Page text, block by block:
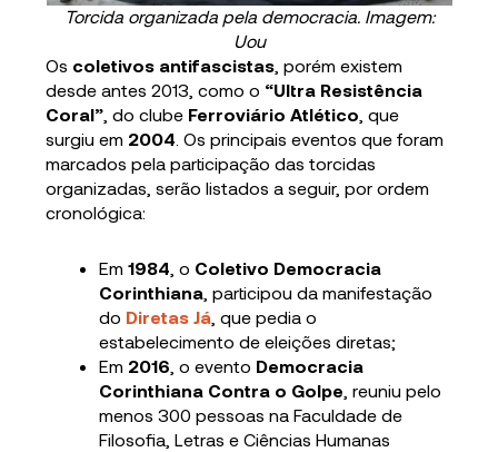
Torcida organizada pela democracia. Imagem:
Uou
Os coletivos antifascistas , porém existem
desde antes 2013, como o “Ultra Resistência
Coral” , do clube Ferroviário Atlético , que
surgiu em 2004 . Os principais eventos que foram
marcados pela participação das torcidas
organizadas, serão listados a seguir, por ordem
cronológica:
Em1984 , o Coletivo Democracia
Corinthiana , participou da manifestação
do Diretas Já , que pedia o
estabelecimento de eleições diretas;
Em 2016 , o evento Democracia
Corinthiana Contra o Golpe , reuniu pelo
menos 300 pessoas na Faculdade de
Filosofia, Letras e Ciências Humanas